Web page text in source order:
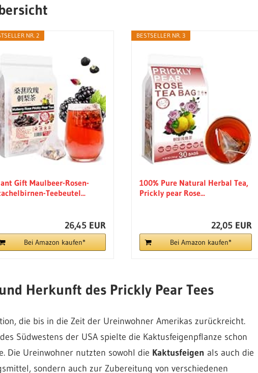
NR. 2
Gift Maulbeer-Rosen-
Teebeutel...
26,45 EUR
Bei Amazon kaufen*
BESTSELLER NR. 3
100% Pure Natural Herbal Tea,
Prickly pear Rose...
22,05 EUR
Bei Amazon kaufen*
Herkunft des Prickly Pear Tees
die bis in die Zeit der Ureinwohner Amerikas zurückreicht.
Südwestens der USA spielte die Kaktusfeigenpflanze schon
Die Ureinwohner nutzten sowohl die Kaktusfeigen als auch die
sondern auch zur Zubereitung von verschiedenen